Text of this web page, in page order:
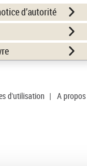
d’autorité
d'utilisation | A propos